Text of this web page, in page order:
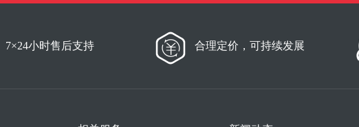
7×24小时售后支持 合理定价，可持续发展